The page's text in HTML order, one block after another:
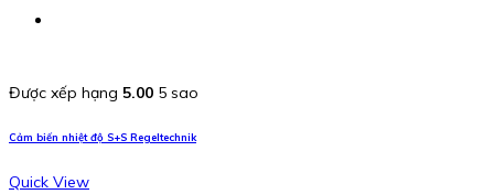
Được xếp hạng 5.00 5 sao
Cảm biến nhiệt độ S+S Regeltechnik
Quick View